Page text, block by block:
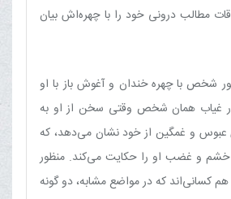
مطالب درونی خود را با چهره‌اش بیان
شخص با چهره خندان و آغوش باز با او
در غیاب همان شخص وقتی سخن از او به
عبوس و غمگین از خود نشان می‌دهد، که
و غضب او را حکایت می‌کند. منظور
کسانی‌اند که در مواضع مشابه، دو گونه